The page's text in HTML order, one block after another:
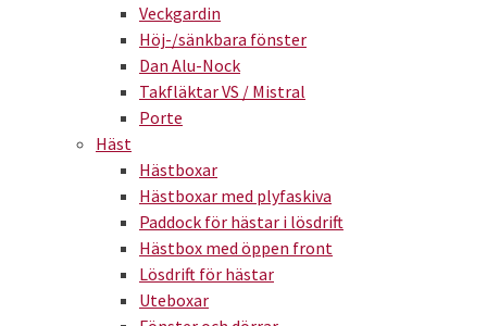
Veckgardin
Höj-/sänkbara fönster
Dan Alu-Nock
Takfläktar VS / Mistral
Porte
Häst
Hästboxar
Hästboxar med plyfaskiva
Paddock för hästar i lösdrift
Hästbox med öppen front
Lösdrift för hästar
Uteboxar